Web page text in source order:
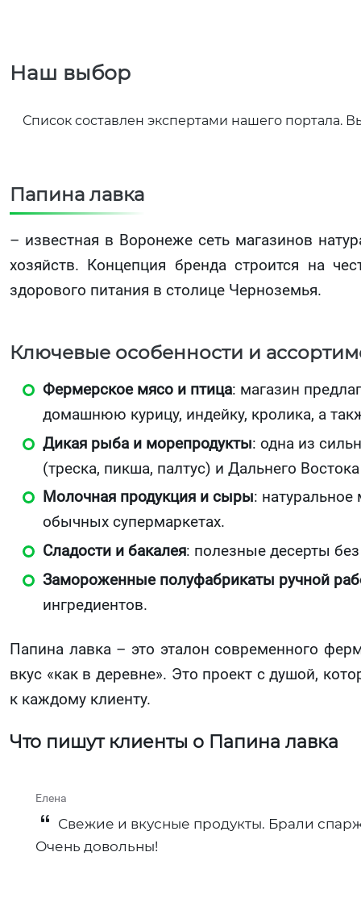
Наш выбор
Список составлен экспертами нашего
Папина лавка
– известная в Воронеже сеть магазинов
хозяйств. Концепция бренда строится на
здорового питания в столице Черноземья.
Ключевые особенности и
Фермерское мясо и птица: магазин
домашнюю курицу, индейку, кролика, а
Дикая рыба и морепродукты: одна из
(треска, пикша, палтус) и Дальнего
Молочная продукция и сыры:
обычных супермаркетах.
Сладости и бакалея: полезные десерты
Замороженные полуфабрикаты ручной
ингредиентов.
Папина лавка – это эталон современного
вкус «как в деревне». Это проект с душой,
к каждому клиенту.
Что пишут клиенты о Папина лавка
Елена
Свежие и вкусные продукты. Брали
Очень довольны!